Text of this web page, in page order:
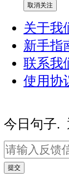
取消关注
关于我
新手指
联系我
使用协
今日句子.
提交